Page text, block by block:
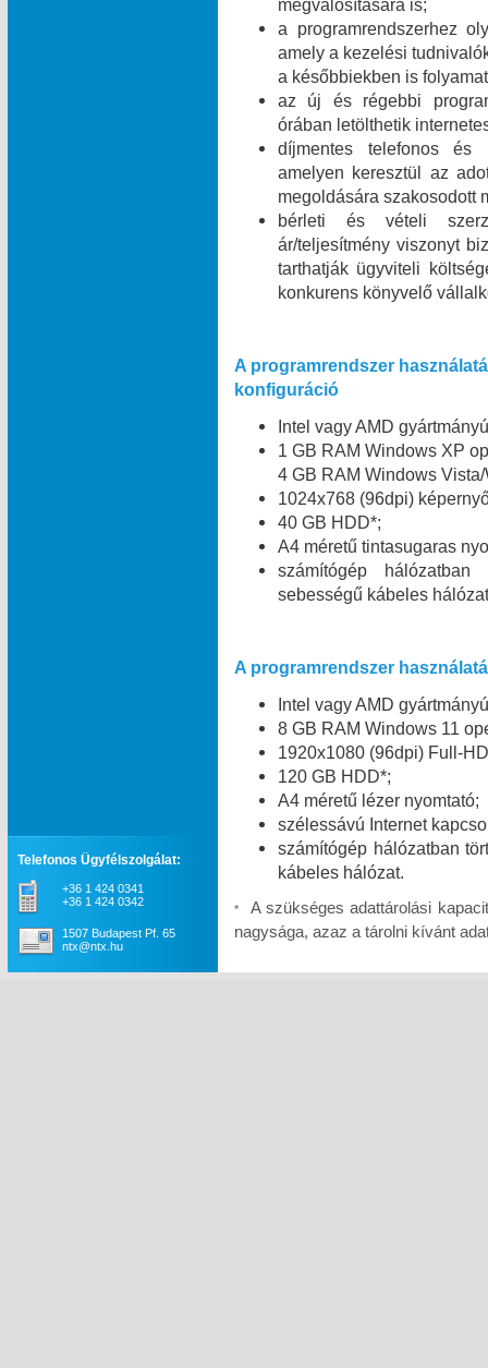
megvalósítására is;
a programrendszerhez
amely a kezelési
a későbbiekben is
az új és régebbi
órában letölthetik
díjmentes telefonos és
amelyen keresztül az
megoldására szakosodott
bérleti és vételi
ár/teljesítmény viszonyt
tarthatják ügyviteli
konkurens könyvelő
A programrendszer
konfiguráció
Intel vagy AMD
1 GB RAM Windows XP
4 GB RAM Windows
1024x768 (96dpi)
40 GB HDD*;
A4 méretű tintasugaras
számítógép
sebességű kábeles
A programrendszer
Intel vagy AMD
8 GB RAM Windows 11
1920x1080 (96dpi) Full-
120 GB HDD*;
A4 méretű lézer nyomtató;
szélessávú Internet
számítógép hálózatban
kábeles hálózat.
*
A szükséges adattárolási
nagysága, azaz a tárolni kívánt
Telefonos Ügyfélszolgálat:
+36 1 424 0341
+36 1 424 0342
1507 Budapest Pf. 65
ntx@ntx.hu